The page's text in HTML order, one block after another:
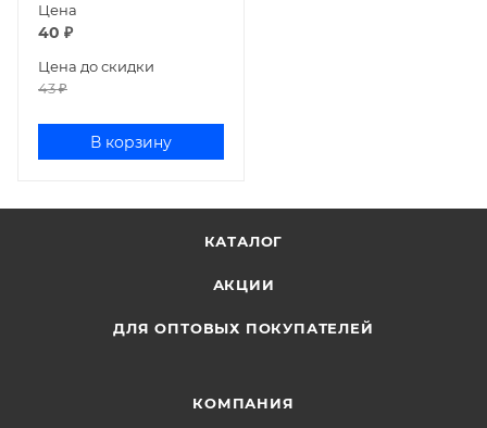
Цена
40 ₽
Цена до скидки
43₽
В корзину
КАТАЛОГ
АКЦИИ
ДЛЯ ОПТОВЫХ ПОКУПАТЕЛЕЙ
КОМПАНИЯ